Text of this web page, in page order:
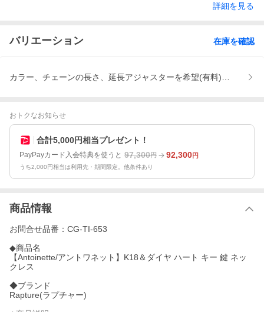
詳細を見る
バリエーション 在庫を確認
カラー、チェーンの長さ、延長アジャスターを希望(有料)、ラッピ
おトクなお知らせ
合計5,000円相当プレゼント！
PayPayカード入会特典を使うと 97,300円 92,300円
うち2,000円相当は利用先・期間限定。他条件あり
商品情報
お問合せ品番：CG-TI-653
◆商品名
【Antoinette/アントワネット】K18＆ダイヤ ハート キー 鍵 ネッ
クレス
◆ブランド
Rapture(ラプチャー)